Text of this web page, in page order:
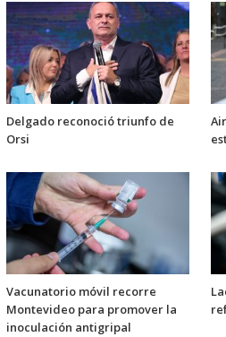
Delgado reconoció triunfo de
Orsi
Vacunatorio móvil recorre
Montevideo para promover la
inoculación antigripal